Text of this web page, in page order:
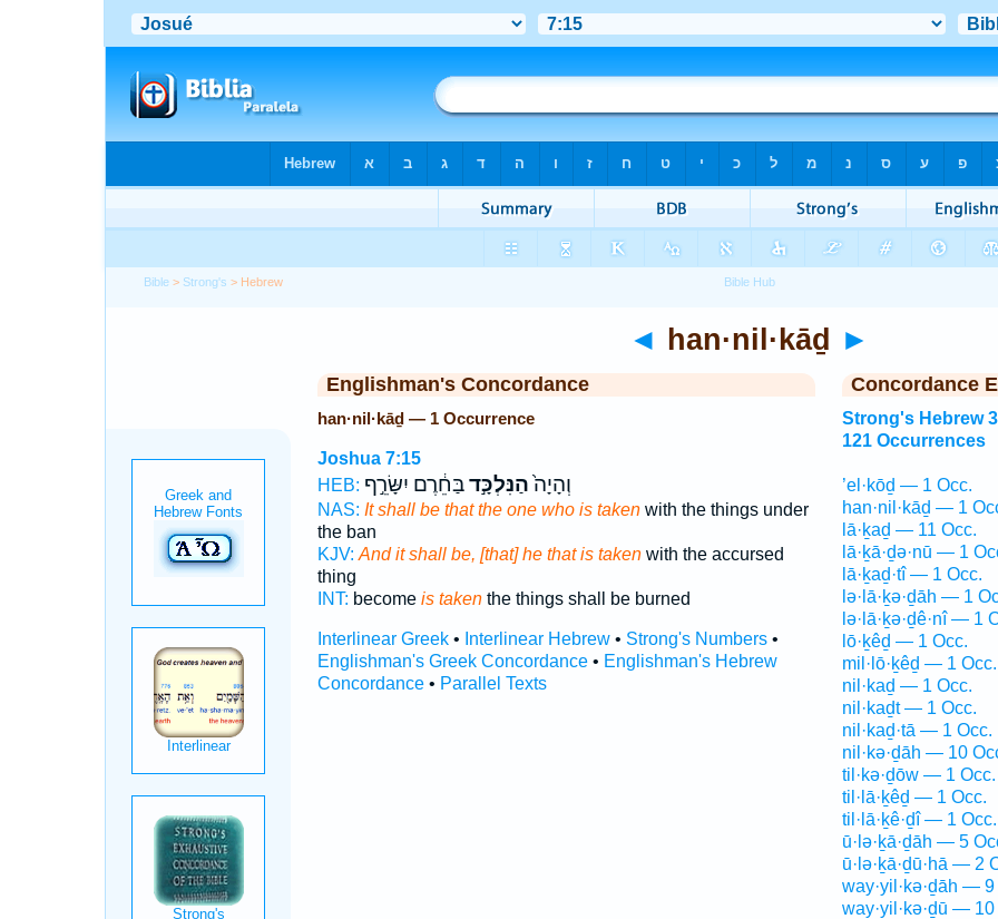
Bible > Strong's > Hebrew
◄ han·nil·kāḏ ►
Englishman's Concordance
han·nil·kāḏ — 1 Occurrence
Joshua 7:15
HEB:
וְהָיָה֙הַנִּלְכָּ֣דבַּחֵ֔רֶם יִשָּׂרֵ֣ף
NAS: It shall be that the one who is takenwith the things under
the ban
KJV: And it shall be, [that] he that is takenwith the accursed
thing
INT: become is takenthe things shall be burned
Interlinear Greek• Interlinear Hebrew• Strong's Numbers•
Englishman's Greek Concordance• Englishman's Hebrew
Concordance• Parallel Texts
Concordance
Strong's Hebrew
121 Occurrences
’el·kōḏ — 1 Occ.
han·nil·kāḏ — 1
lā·ḵaḏ — 11 Occ.
lā·ḵā·ḏə·nū — 1
lā·ḵaḏ·tî — 1 Occ.
lə·lā·ḵə·ḏāh — 1
lə·lā·ḵə·ḏê·nî — 1
lō·ḵêḏ — 1 Occ.
mil·lō·ḵêḏ — 1 Occ.
nil·kaḏ — 1 Occ.
nil·kaḏt — 1 Occ.
nil·kaḏ·tā — 1 Occ.
nil·kə·ḏāh — 10
til·kə·ḏōw — 1 Occ.
til·lā·ḵêḏ — 1 Occ.
til·lā·ḵê·ḏî — 1 Occ.
ū·lə·ḵā·ḏāh — 5
ū·lə·ḵā·ḏū·hā — 2
way·yil·kə·ḏāh — 9
way·yil·kə·ḏū — 10